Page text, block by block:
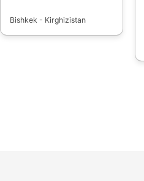
Bishkek - Kirghizistan